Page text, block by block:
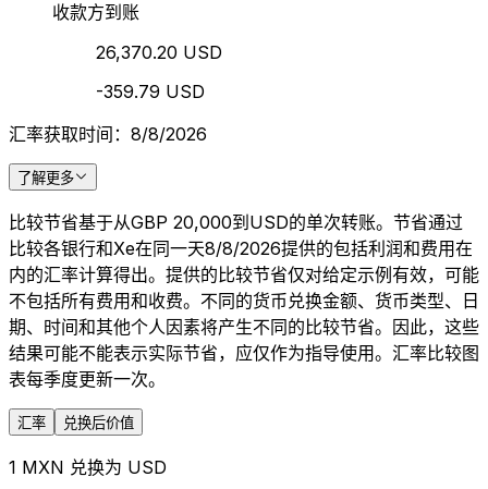
收款方到账
26,370.20 USD
-359.79 USD
汇率获取时间：8/8/2026
了解更多
比较节省基于从GBP 20,000到USD的单次转账。节省通过
比较各银行和Xe在同一天8/8/2026提供的包括利润和费用在
内的汇率计算得出。提供的比较节省仅对给定示例有效，可能
不包括所有费用和收费。不同的货币兑换金额、货币类型、日
期、时间和其他个人因素将产生不同的比较节省。因此，这些
结果可能不能表示实际节省，应仅作为指导使用。汇率比较图
表每季度更新一次。
汇率 兑换后价值
1 MXN 兑换为 USD